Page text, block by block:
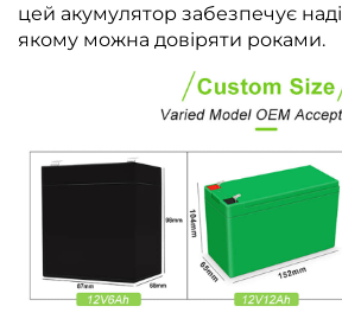
цей акумулятор забезпечує
якому можна довіряти роками.